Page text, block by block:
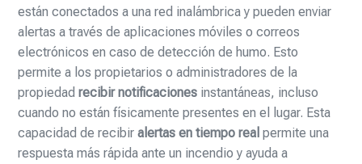
están conectados a una red inalámbrica y pueden enviar
alertas a través de aplicaciones móviles o correos
electrónicos en caso de detección de humo. Esto
permite a los propietarios o administradores de la
propiedadrecibir notificaciones instantáneas, incluso
cuando no están físicamente presentes en el lugar. Esta
capacidad de recibiralertas en tiempo real permite una
respuesta más rápida ante un incendio y ayuda a